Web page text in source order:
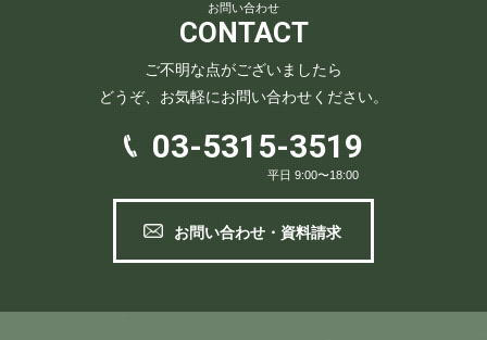
お問い合わせ
CONTACT
ご不明な点がございましたら
どうぞ、お気軽にお問い合わせください。
03-5315-3519
平日 9:00〜18:00
お問い合わせ・資料請求